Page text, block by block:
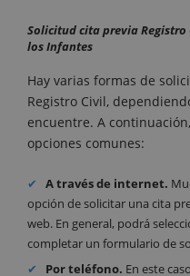
Solicitud cita previa
los Infantes
Hay varias formas de
Registro Civil,
encuentre. A
opciones comunes:
A través de internet.
opción de solicitar una cita
web. En general, podrá
completar un formulario de
Por teléfono. En este